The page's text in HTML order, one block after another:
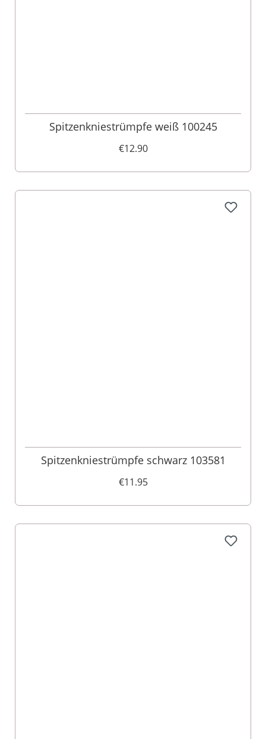
Spitzenkniestrümpfe weiß 100245
€12.90
Spitzenkniestrümpfe schwarz 103581
€11.95